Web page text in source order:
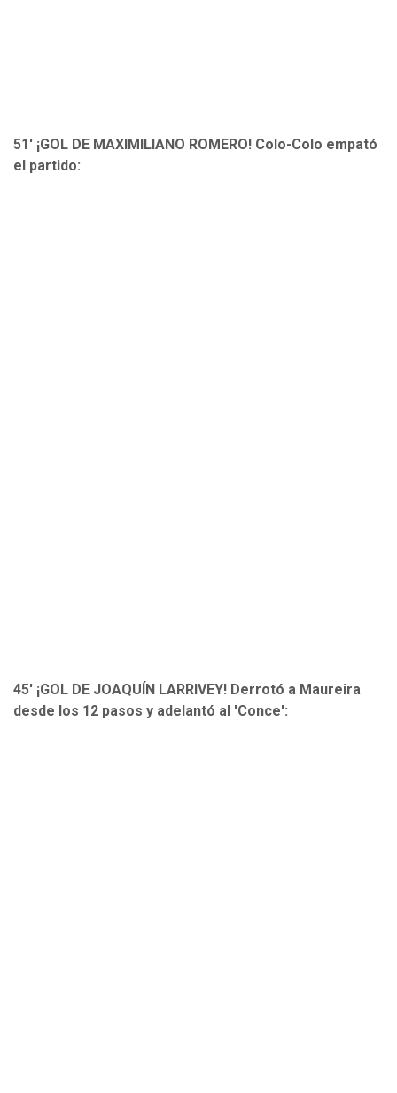
51' ¡GOL DE MAXIMILIANO ROMERO! Colo-Colo empató
el partido:
45' ¡GOL DE JOAQUÍN LARRIVEY! Derrotó a Maureira
desde los 12 pasos y adelantó al 'Conce':